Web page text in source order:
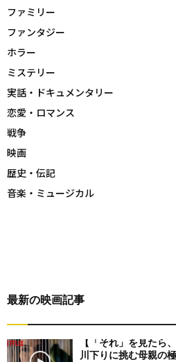
ファミリー
ファンタジー
ホラー
ミステリー
実話・ドキュメンタリー
恋愛・ロマンス
戦争
映画
歴史・伝記
音楽・ミュージカル
最新の映画記事
【「それ」を見たら
川下りに挑む母親の